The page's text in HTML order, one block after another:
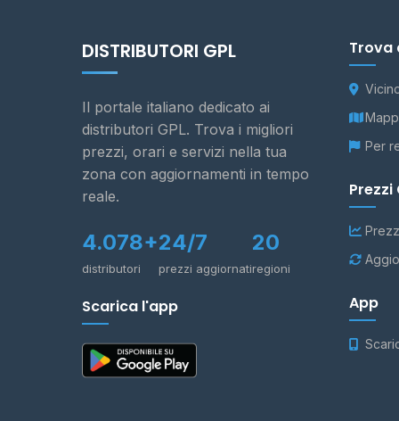
DISTRIBUTORI GPL
Il portale italiano dedicato ai
distributori GPL. Trova i migliori
prezzi, orari e servizi nella tua
zona con aggiornamenti in tempo
reale.
4.078+
distributori
24/7
prezzi aggiornati
20
regioni
Scarica l'app
Trova
Per
Prezzi
App